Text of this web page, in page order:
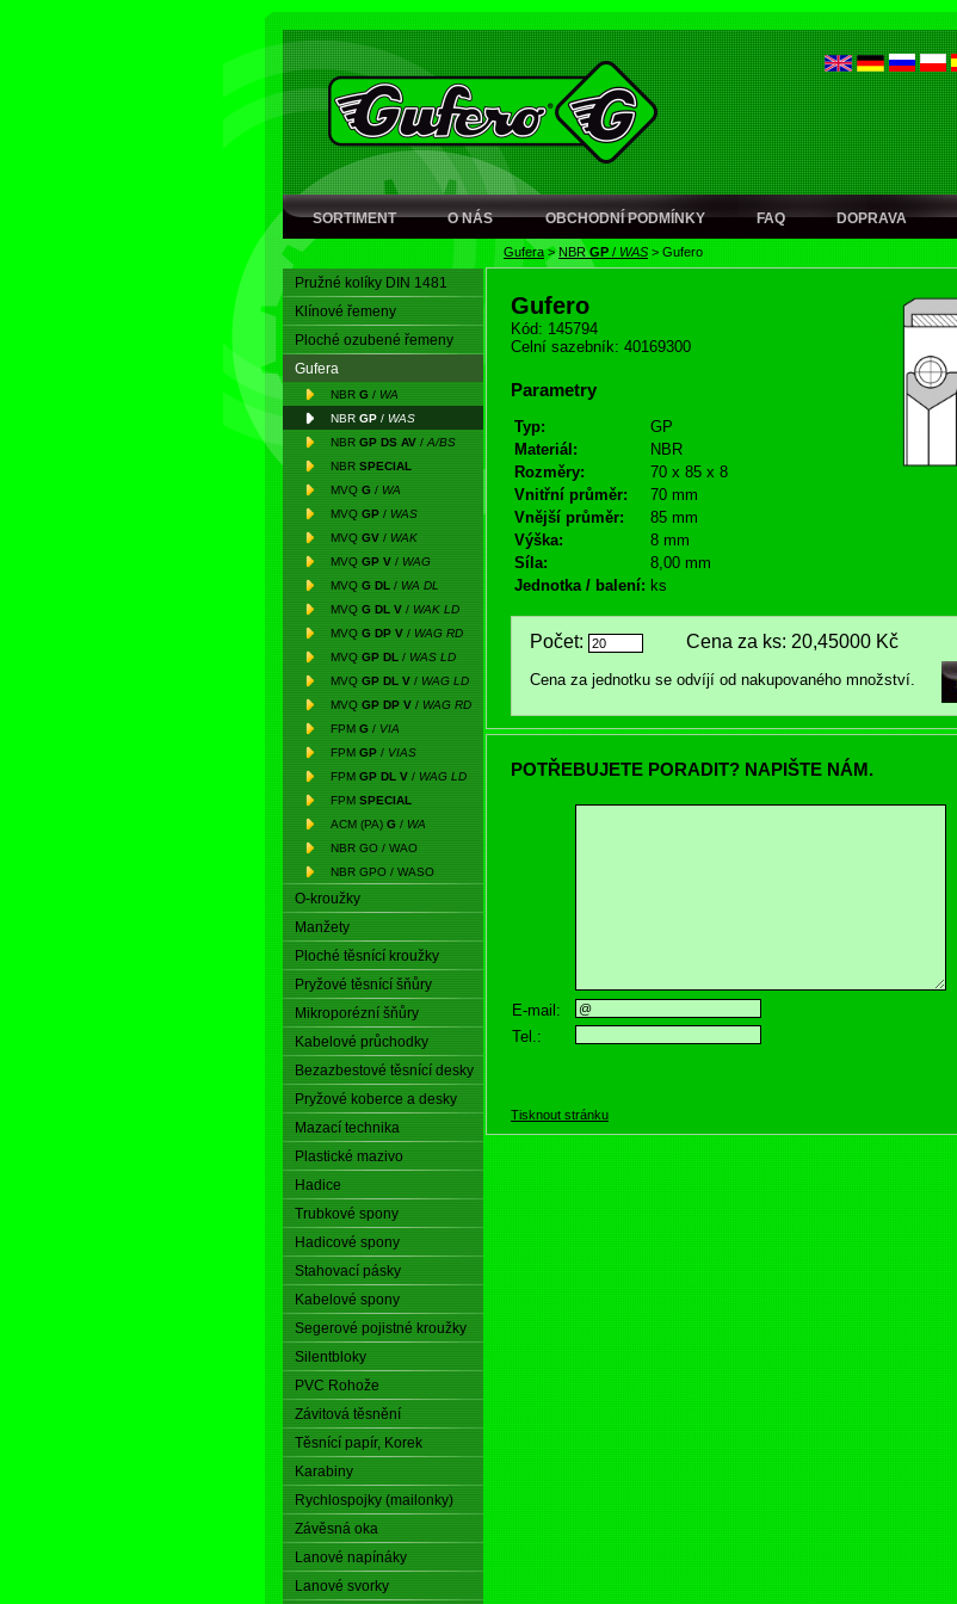
SORTIMENT O NÁS OBCHODNÍ PODMÍNKY FAQ DOPRAVA
Gufera> NBRGP / WAS > Gufero
Pružné kolíky DIN 1481
Klínové řemeny
Ploché ozubené řemeny
Gufera
NBR G / WA
NBR GP / WAS
NBR GP DS AV / A/BS
NBR SPECIAL
MVQ G / WA
MVQ GP / WAS
MVQ GV / WAK
MVQ GP V / WAG
MVQ G DL / WA DL
MVQ G DL V / WAK LD
MVQ G DP V / WAG RD
MVQ GP DL / WAS LD
MVQ GP DL V / WAG LD
MVQ GP DP V / WAG RD
FPM G / VIA
FPM GP / VIAS
FPM GP DL V / WAG LD
FPM SPECIAL
ACM (PA) G / WA
NBR GO / WAO
NBR GPO / WASO
O-kroužky
Manžety
Ploché těsnící kroužky
Pryžové těsnící šňůry
Mikroporézní šňůry
Kabelové průchodky
Bezazbestové těsnící desky
Pryžové koberce a desky
Mazací technika
Plastické mazivo
Hadice
Trubkové spony
Hadicové spony
Stahovací pásky
Kabelové spony
Segerové pojistné kroužky
Silentbloky
PVC Rohože
Závitová těsnění
Těsnící papír, Korek
Karabiny
Rychlospojky (mailonky)
Závěsná oka
Lanové napínáky
Lanové svorky
Gufero
Kód: 145794
Celní sazebník: 40169300
Parametry
Typ:
GP
Materiál:
NBR
Rozměry:
70 x 85 x 8
Vnitřní průměr:
70 mm
Vnější průměr:
85 mm
Výška:
8 mm
Síla:
8,00 mm
Jednotka / balení: ks
Počet: Cena za ks: 20,45000 Kč
Cena za jednotku se odvíjí od nakupovaného množství.
POTŘEBUJETE PORADIT? NAPIŠTE NÁM.
E-mail:
Tel.:
Tisknout stránku